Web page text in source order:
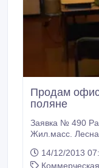
Продам
поляне
Заявка № 490
Жил.масс.
Раздельные
14/12/2013